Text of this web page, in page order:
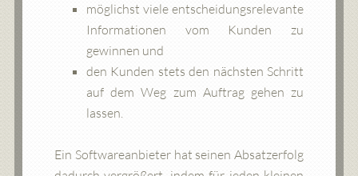
möglichst viele entscheidungsrelevante
Informationen vom Kunden zu
gewinnen und
den Kunden stets den nächsten Schritt
auf dem Weg zum Auftrag gehen zu
lassen.
Ein Softwareanbieter hat seinen Absatzerfolg